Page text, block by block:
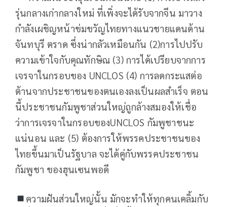
รุ่นกลางเก่ากลางใหม่ ที่เพิ่งจะได้รับจากจีน มาวาง
กำลังเผชิญหน้าข่มขวัญไทยทางแนวชายแดนด้าน
จันทบุรี ตราด ซึ่งน่ากลัวเหมือนกัน (2)การไปปรับ
ความเข้าใจกับคุณทักษิณ (3) การได้เปรียบจากการ
เจรจาในกรอบของ UNCLOS (4) การลดกระแสต่อ
ต้านจากประชาชนของตนเองลงเป็นผลสำเร็จ ตอน
นี้ประชาชนกัมพูชาส่วนใหญ่ถูกล้างสมองให้เชื่อ
ว่าการเจรจาในกรอบของUNCLOS กัมพูชาชนะ
แน่นอน และ (5) ต้องการให้พรรคประชาชนของ
ไทยขึ้นมาเป็นรัฐบาล จะได้คู่กับพรรคประชาชน
กัมพูชา ของฮุนเซนพอดี
ความฝันส่วนใหญ่นั้น มักจะทำให้ทุกคนเคลิ้มกับ